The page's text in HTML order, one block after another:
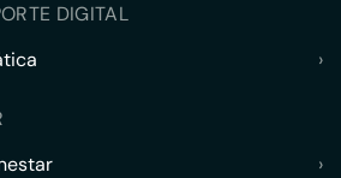
DIGITAL
›
›